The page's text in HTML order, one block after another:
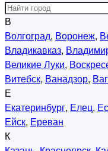
В
Волгоград, Воронеж,
Владикавказ,
Великие Луки,
Витебск, Ванадзор,
Е
Екатеринбург, Елец,
Ейск, Ереван
К